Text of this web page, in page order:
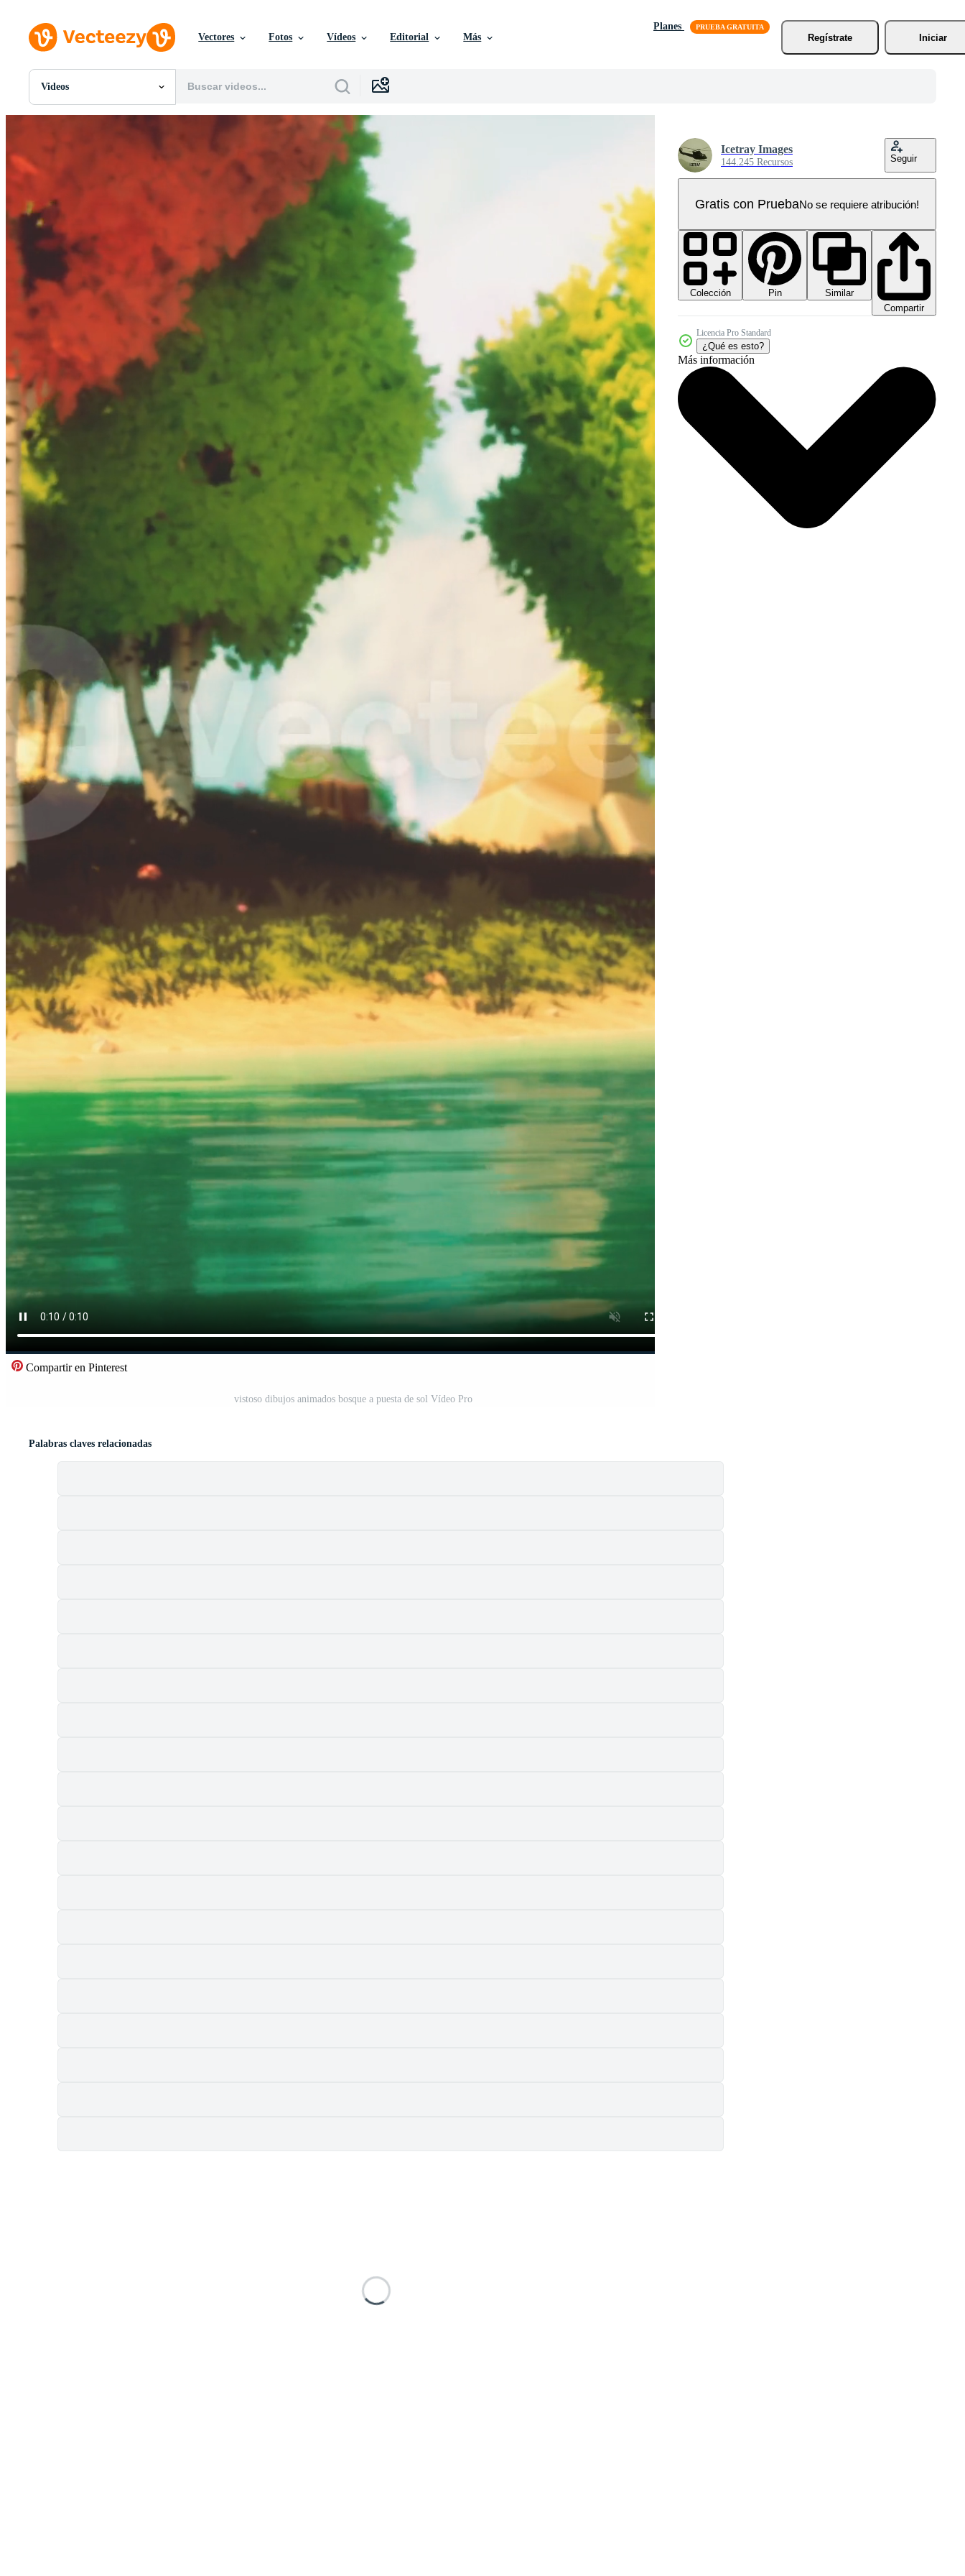
Vectores Fotos Vídeos Editorial Más
Planes
Regístrate
Iniciar
Videos
Todas Imágenes
Imágenes Editoriales
Eventos Editoriales
Compartir en Pinterest
vistoso dibujos animados bosque a puesta de sol Vídeo Pro
Icetray Images
144.245 Recursos Seguir
Gratis con PruebaNo se requiere atribución!
Colección Pin
Similar
Compartir
Licencia Pro Standard
¿Qué es esto?
Más información
Palabras claves relacionadas